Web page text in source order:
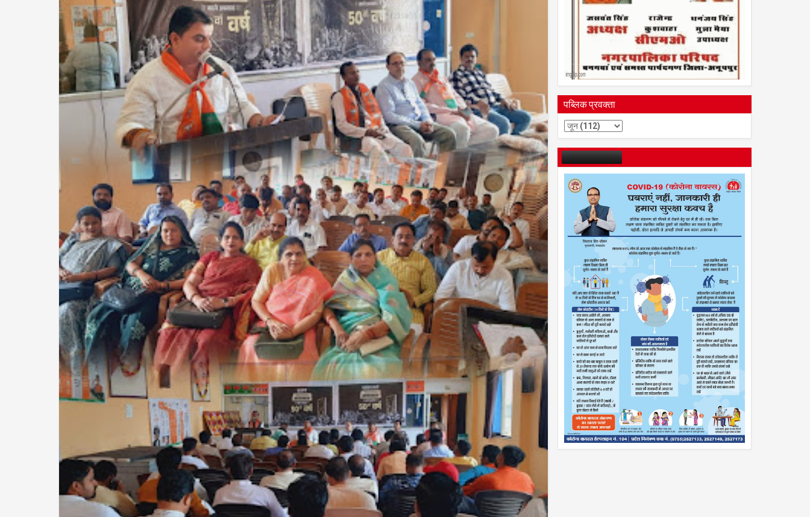
पब्लिक प्रवक्ता